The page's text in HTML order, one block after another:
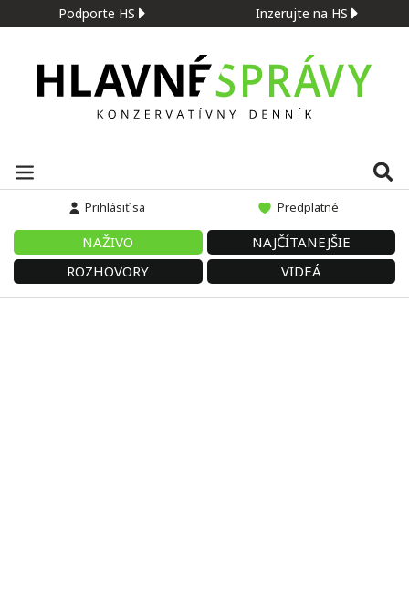
Podporte HS Inzerujte na HS
Prihlásiť sa Predplatné
NAŽIVO
NAJČÍTANEJŠIE
ROZHOVORY
VIDEÁ